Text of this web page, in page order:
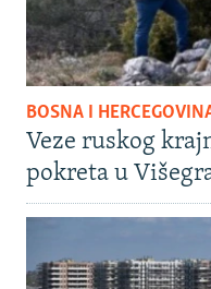
BOSNA I
Veze ruskog
pokreta u